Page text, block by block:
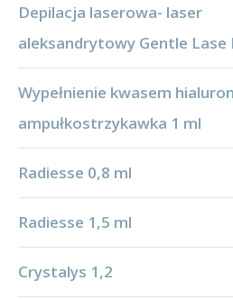
Depilacja laserowa- laser
aleksandrytowy Gentle Lase
Wypełnienie kwasem
ampułkostrzykawka 1 ml
Radiesse 0,8 ml
Radiesse 1,5 ml
Crystalys 1,2